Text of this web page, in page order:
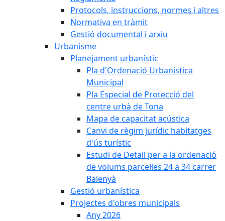
Protocols, instruccions, normes i altres
Normativa en tràmit
Gestió documental i arxiu
Urbanisme
Planejament urbanístic
Pla d'Ordenació Urbanística
Municipal
Pla Especial de Protecció del
centre urbà de Tona
Mapa de capacitat acústica
Canvi de règim jurídic habitatges
d'ús turístic
Estudi de Detall per a la ordenació
de volums parcel·les 24 a 34 carrer
Balenyà
Gestió urbanística
Projectes d'obres municipals
Any 2026